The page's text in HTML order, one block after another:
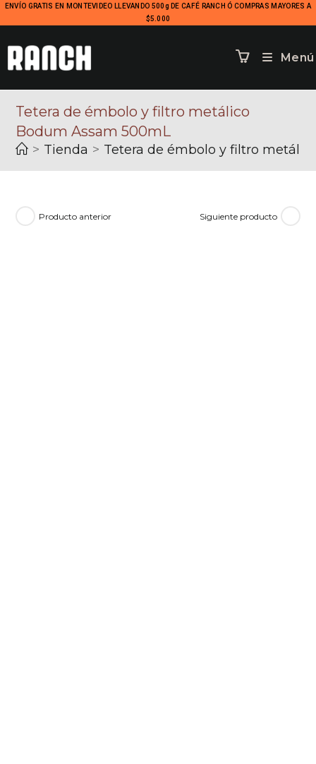
ENVÍO GRATIS EN MONTEVIDEO LLEVANDO 500g DE CAFÉ RANCH Ó COMPRAS MAYORES A
$5.000
Menú
Tetera de émbolo y filtro metálico
Bodum Assam 500mL
> Tienda > Tetera de émbolo y filtro
Producto anterior Siguiente producto